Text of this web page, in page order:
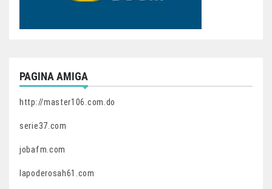
PAGINA AMIGA
http://master106.com.do
serie37.com
jobafm.com
lapoderosah61.com